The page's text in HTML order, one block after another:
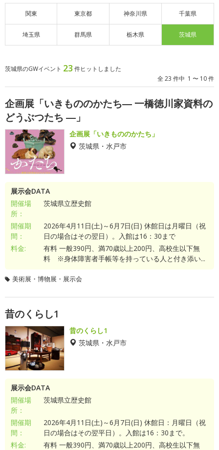
関東 東京都 神奈川県 千葉県
埼玉県 群馬県 栃木県 茨城県
茨城県のGWイベント 23 件ヒットしました
全 23 件中 1 〜 10 件
企画展「いきもののかたち― 一橋徳川家資料の
どうぶつたち ―」
企画展「いきもののかたち」
茨城県・水戸市
展示会DATA
開催場
所：
茨城県立歴史館
開催期
間：
2026年4月11日(土)～6月7日(日) 休館日は月曜日（祝
日の場合はその翌日）。入館は16：30まで
料金:
有料 一般390円、満70歳以上200円、高校生以下無
料 ※身体障害者手帳等を持っている人と付き添い...
美術展・博物展・展示会
昔のくらし1
昔のくらし1
茨城県・水戸市
展示会DATA
開催場
所：
茨城県立歴史館
開催期
間：
2026年4月11日(土)～6月7日(日) 休館日：月曜日（祝
日の場合はその翌平日）。入館は16：30まで。
料金:
有料 一般390円、満70歳以上200円、高校生以下無